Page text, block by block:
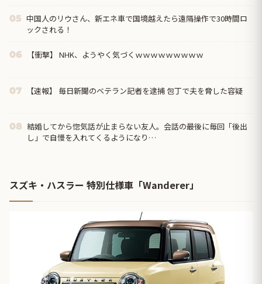
05 中国人のリウさん、新エネ車で国境越えたら遠隔操作で30時間ロ
ックされる！
06 【衝撃】 NHK、ようやく気づくｗｗｗｗｗｗｗｗｗ
07 【速報】 毎日新聞のベテラン記者を逮捕 包丁で夫を脅した容疑
08 結婚してから惚気話が止まらない友人。会話の最後に毎回「後出
し」で自慢を入れてくるようになり…
スズキ・ハスラー 特別仕様車「Wanderer」